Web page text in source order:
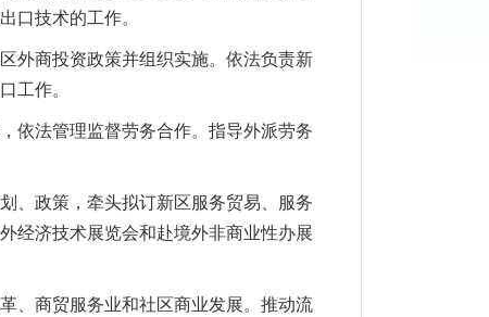
口技术的工作。
商投资政策并组织实施。依法负责新
工作。
法管理监督劳务合作。指导外派劳务
政策，牵头拟订新区服务贸易、服务
经济技术展览会和赴境外非商业性办展
商贸服务业和社区商业发展。推动流